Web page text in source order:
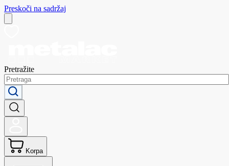
Preskoči na sadržaj
Pretražite
Korpa